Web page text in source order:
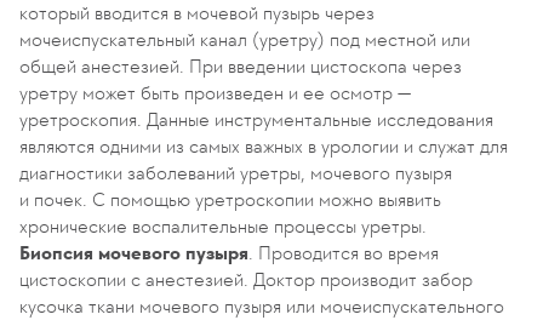
который вводится в мочевой пузырь через
мочеиспускательный канал (уретру) под местной или
общей анестезией. При введении цистоскопа через
уретру может быть произведен и ее осмотр —
уретроскопия. Данные инструментальные исследования
являются одними из самых важных в урологии и служат для
диагностики заболеваний уретры, мочевого пузыря
и почек. С помощью уретроскопии можно выявить
хронические воспалительные процессы уретры.
Биопсия мочевого пузыря. Проводится во время
цистоскопии с анестезией. Доктор производит забор
кусочка ткани мочевого пузыря или мочеиспускательного